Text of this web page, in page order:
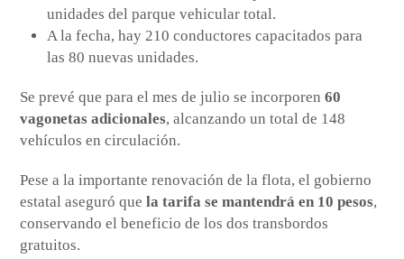
unidades del parque vehicular total.
A la fecha, hay 210 conductores capacitados para
las 80 nuevas unidades.
Se prevé que para el mes de julio se incorporen60
vagonetas adicionales, alcanzando un total de 148
vehículos en circulación.
Pese a la importante renovación de la flota, el gobierno
estatal aseguró quela tarifa se mantendrá en 10 pesos,
conservando el beneficio de los dos transbordos
gratuitos.